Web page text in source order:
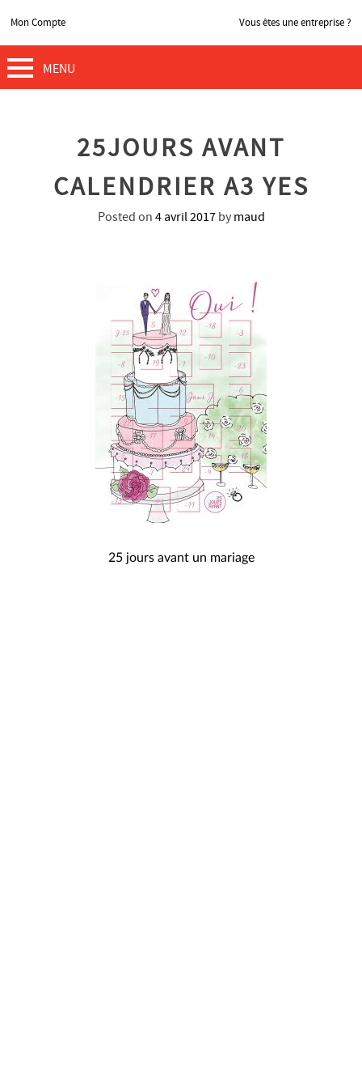
Mon Compte Vous êtes une entreprise ?
MENU
25JOURS AVANT
CALENDRIER A3 YES
Posted on 4 avril 2017by maud
NAVIGATION25 jours avant un mariage